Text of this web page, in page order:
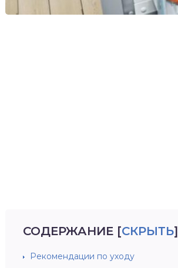
СОДЕРЖАНИЕ [СКРЫТЬ]
Рекомендации по уходу